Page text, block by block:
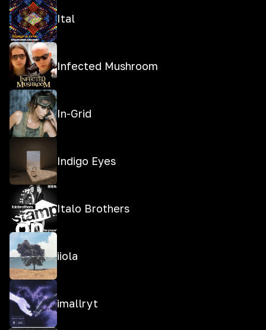
Ital
Infected Mushroom
In-Grid
Indigo Eyes
Italo Brothers
iiola
imallryt